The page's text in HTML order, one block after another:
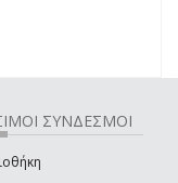
ΣΥΝΔΕΣΜΟΙ